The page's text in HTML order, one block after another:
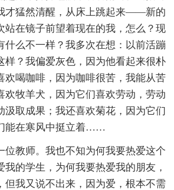
才猛然清醒，从床上跳起来——新的
站在镜子前望着现在的我，怎么？现
什么不一样？我多次在想：以前活蹦
样？我偏爱灰色，因为他看起来很朴
欢喝咖啡，因为咖啡很苦，我能从苦
欢牧羊犬，因为它们喜欢劳动，劳动
汲取成果；我还喜欢菊花，因为它们
能在寒风中挺立着……
位教师。我也不知为何我要热爱这个
的学生，为何我要热爱我的朋友，
但我又说不出来，因为爱，根本不需